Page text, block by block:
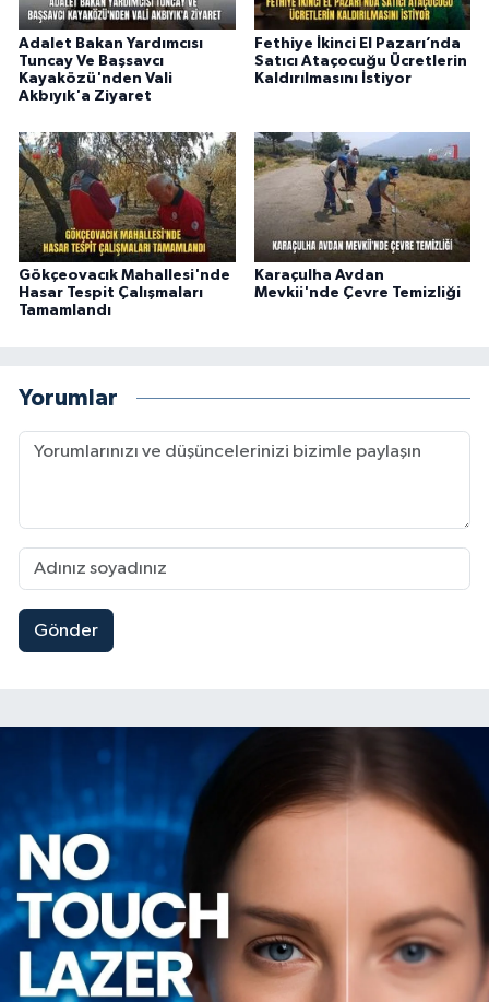
Adalet Bakan Yardımcısı
Tuncay Ve Başsavcı
Kayaközü'nden Vali
Akbıyık'a Ziyaret
Fethiye İkinci El Pazarı’nda
Satıcı Ataçocuğu Ücretlerin
Kaldırılmasını İstiyor
Gökçeovacık Mahallesi'nde
Hasar Tespit Çalışmaları
Tamamlandı
Karaçulha Avdan
Mevkii'nde Çevre Temizliği
Yorumlar
Gönder